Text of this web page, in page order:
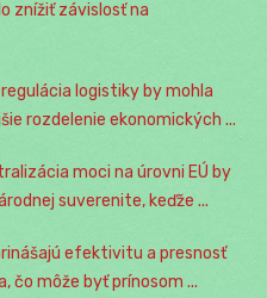
znížiť závislosť na
logistiky by mohla
rozdelenie ekonomických ...
moci na úrovni EÚ by
suverenite, keďže ...
efektivitu a presnosť
čo môže byť prínosom ...